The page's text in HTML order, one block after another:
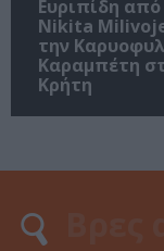
Ευριπίδη από
Nikita
την
Καραμπέτη
Κρήτη